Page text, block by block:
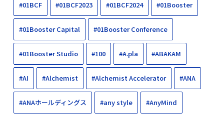
#01BCF #01BCF2023 #01BCF2024 #01Booster
#01Booster Capital #01Booster Conference
#01Booster Studio #100 #A.pla #ABAKAM
#AI #Alchemist #Alchemist Accelerator #ANA
#ANAホールディングス #any style #AnyMind